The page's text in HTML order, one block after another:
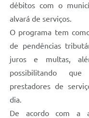
débitos com o
alvará de serviços.
O programa tem
de pendências
juros e multas,
possibilitando
prestadores de
dia.
De acordo com a